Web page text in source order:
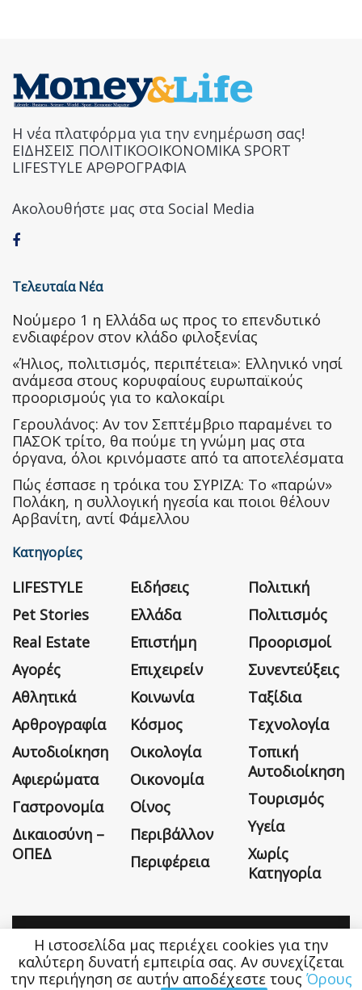
Η νέα πλατφόρμα για την ενημέρωση σας!
ΕΙΔΗΣΕΙΣ ΠΟΛΙΤΙΚΟΟΙΚΟΝΟΜΙΚΑ SPORT
LIFESTYLE ΑΡΘΡΟΓΡΑΦΙΑ
Ακολουθήστε μας στα Social Media
Τελευταία Νέα
Nούμερο 1 η Ελλάδα ως προς το επενδυτικό
ενδιαφέρον στον κλάδο φιλοξενίας
«Ήλιος, πολιτισμός, περιπέτεια»: Ελληνικό νησί
ανάμεσα στους κορυφαίους ευρωπαϊκούς
προορισμούς για το καλοκαίρι
Γερουλάνος: Αν τον Σεπτέμβριο παραμένει το
ΠΑΣΟΚ τρίτο, θα πούμε τη γνώμη μας στα
όργανα, όλοι κρινόμαστε από τα αποτελέσματα
Πώς έσπασε η τρόικα του ΣΥΡΙΖΑ: Το «παρών»
Πολάκη, η συλλογική ηγεσία και ποιοι θέλουν
Αρβανίτη, αντί Φάμελλου
Κατηγορίες
LIFESTYLE
Pet Stories
Real Estate
Αγορές
Αθλητικά
Αρθρογραφία
Αυτοδιοίκηση
Αφιερώματα
Γαστρονομία
Δικαιοσύνη –
ΟΠΕΔ
Ειδήσεις
Ελλάδα
Επιστήμη
Επιχειρείν
Κοινωνία
Κόσμος
Οικολογία
Οικονομία
Οίνος
Περιβάλλον
Περιφέρεια
Πολιτική
Πολιτισμός
Προορισμοί
Συνεντεύξεις
Ταξίδια
Τεχνολογία
Τοπική
Αυτοδιοίκηση
Τουρισμός
Υγεία
Χωρίς
Κατηγορία
Η εταιρεία Όροι Χρήσης Επικοινωνία
Money&Life©
Η ιστοσελίδα μας περιέχει cookies για την
καλύτερη δυνατή εμπειρία σας. Αν συνεχίζεται
την περιήγηση σε αυτήν αποδέχεστε τους Όρους